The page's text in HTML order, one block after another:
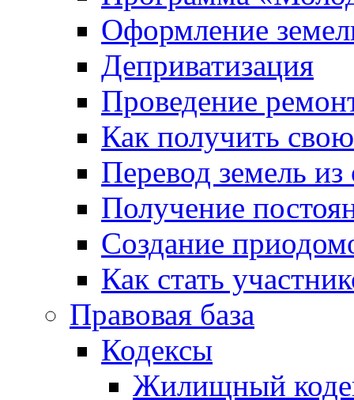
Оформление
Деприватизация
Проведение
Как получить
Перевод земель
Получение
Создание
Как стать
Правовая база
Кодексы
Жилищный